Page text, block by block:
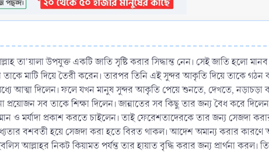
তা'য়ালা উপযুক্ত একটি জাতি সৃষ্টি করার সিদ্ধান্ত নেন। সেই জাতি হলো
তাকে মাটি দিয়ে তৈরী করেন। তারপর তিনি এই সুন্দর আকৃতি দিয়ে
আত্মা দিলেন। ফলে যখন মানুষ সুন্দর আকৃতি পেয়ে শুনতে, দেখতে,
সব তাকে শিক্ষা দিলেন। জান্নাতের সব কিছু তার জন্য বৈধ করে
ও মর্যাদা প্রকাশ করতে চাইলেন। তাই ফেরেশতাদেরকে তার জন্য সেজদা
বশবতী হয়ে সেজদা করা হতে বিরত থাকল। আদেশ অমান্য করার
আল্লাহর নিকট কিয়ামত পর্যন্ত তার হায়াত বৃদ্ধি করার জন্য প্রার্থনা করল।